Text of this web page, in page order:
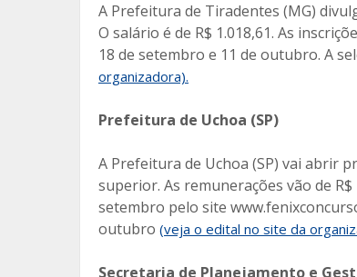
A Prefeitura de Tiradentes (MG)
O salário é de R$ 1.018,61. As
18 de setembro e 11 de outubro. A
organizadora).
Prefeitura de Uchoa (SP)
A Prefeitura de Uchoa (SP) vai abrir
superior. As remunerações vão de R$
setembro pelo site
outubro (veja o edital no site da
Secretaria de Planejamento e